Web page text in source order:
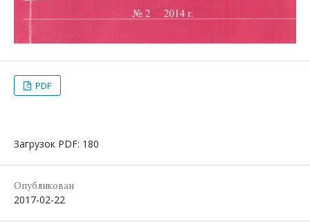
PDF
Загрузок PDF: 180
Опубликован
2017-02-22